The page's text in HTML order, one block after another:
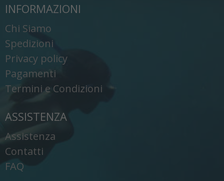
INFORMAZIONI
Chi Siamo
Spedizioni
Privacy policy
Pagamenti
Termini e Condizioni
ASSISTENZA
Assistenza
Contatti
FAQ